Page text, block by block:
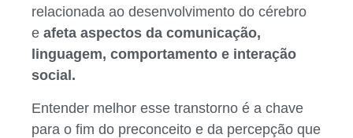
relacionada ao desenvolvimento do cérebro
e afeta aspectos da comunicação,
linguagem, comportamento e interação
social.
Entender melhor esse transtorno é a chave
para o fim do preconceito e da percepção que